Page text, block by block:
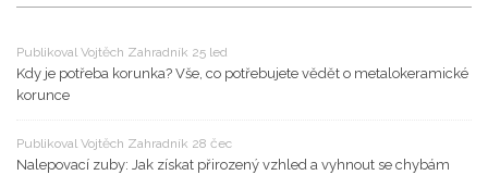
Publikoval Vojtěch Zahradník 25 led
Kdy je potřeba korunka? Vše, co potřebujete vědět o metalokeramické
korunce
Publikoval Vojtěch Zahradník 28 čec
Nalepovací zuby: Jak získat přirozený vzhled a vyhnout se chybám